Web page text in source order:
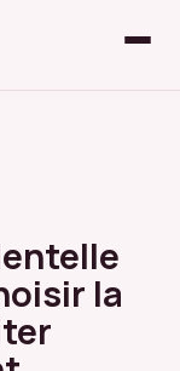
la